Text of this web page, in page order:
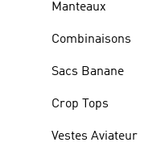
Manteaux
Combinaisons
Sacs Banane
Crop Tops
Vestes Aviateur